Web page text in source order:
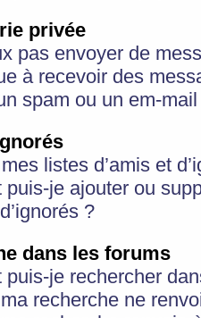
privée
pas envoyer de
à recevoir des
spam ou un em-
listes d’amis et
puis-je ajouter ou
?
dans les forums
puis-je rechercher
recherche ne